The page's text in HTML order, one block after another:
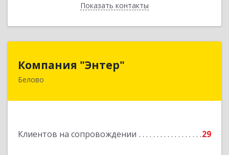
Показать контакты
Назад
Компания "Энтер"
Белово
Клиентов на сопровождении 29
652600, Кемеровская обл, Белово г, Почтовый